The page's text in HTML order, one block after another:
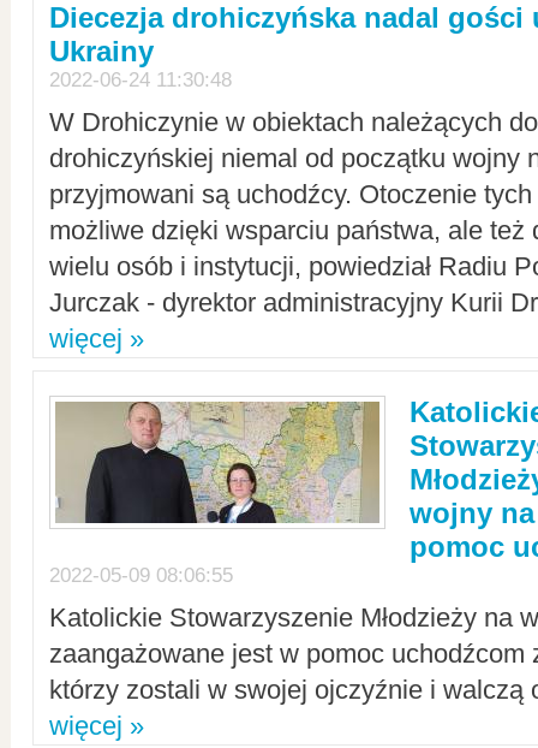
Diecezja drohiczyńska nadal gości
Ukrainy
2022-06-24 11:30:48
W Drohiczynie w obiektach należących
drohiczyńskiej niemal od początku wojny
przyjmowani są uchodźcy. Otoczenie
możliwe dzięki wsparciu państwa, ale też
wielu osób i instytucji, powiedział Radiu
Jurczak - dyrektor administracyjny Kurii
więcej »
wojny
pomoc
2022-05-09 08:06:55
Katolickie Stowarzyszenie Młodzieży na
zaangażowane jest w pomoc uchodźcom
którzy zostali w swojej ojczyźnie i walczą
więcej »